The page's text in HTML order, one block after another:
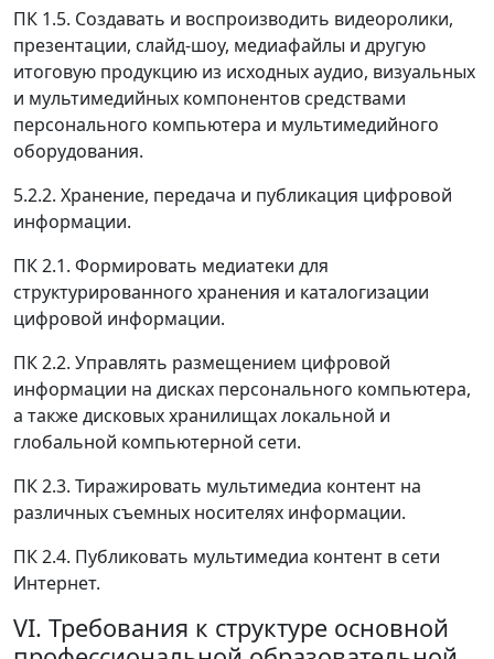
ПК 1.5. Создавать и воспроизводить видеоролики,
презентации, слайд-шоу, медиафайлы и другую
итоговую продукцию из исходных аудио, визуальных
и мультимедийных компонентов средствами
персонального компьютера и мультимедийного
оборудования.
5.2.2. Хранение, передача и публикация цифровой
информации.
ПК 2.1. Формировать медиатеки для
структурированного хранения и каталогизации
цифровой информации.
ПК 2.2. Управлять размещением цифровой
информации на дисках персонального компьютера,
а также дисковых хранилищах локальной и
глобальной компьютерной сети.
ПК 2.3. Тиражировать мультимедиа контент на
различных съемных носителях информации.
ПК 2.4. Публиковать мультимедиа контент в сети
Интернет.
VI. Требования к структуре основной